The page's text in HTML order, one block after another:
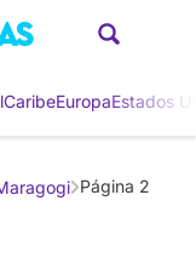
CaribeEuropaEstados
Página 2